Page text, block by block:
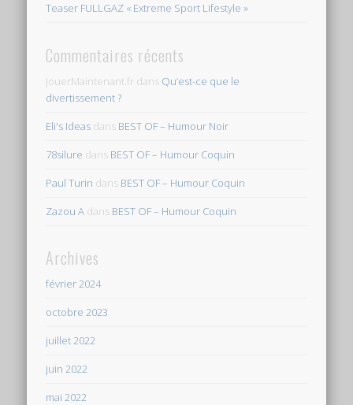
Teaser FULLGAZ « Extreme Sport Lifestyle »
Commentaires récents
JouerMaintenant.fr dans Qu’est-ce que le
divertissement ?
Eli's Ideas dans BEST OF – Humour Noir
78silure dans BEST OF – Humour Coquin
Paul Turin dans BEST OF – Humour Coquin
Zazou A dans BEST OF – Humour Coquin
Archives
février 2024
octobre 2023
juillet 2022
juin 2022
mai 2022